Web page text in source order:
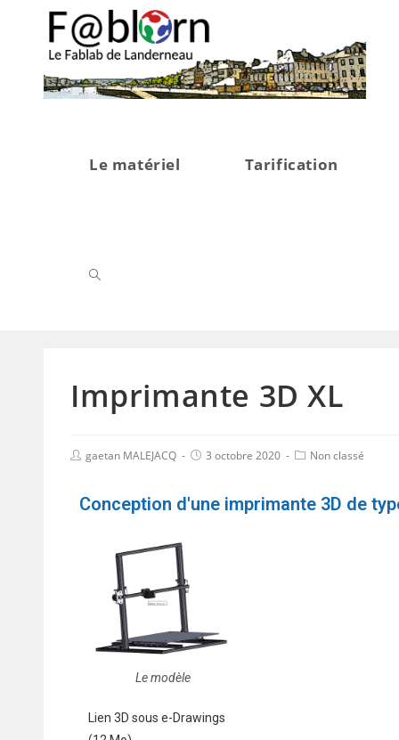
Le matériel Tarification
Imprimante 3D XL
gaetan MALEJACQ 3 octobre 2020 Non classé
Conception d'une imprimante 3D de
Le modèle
Lien 3D sous e-Drawings